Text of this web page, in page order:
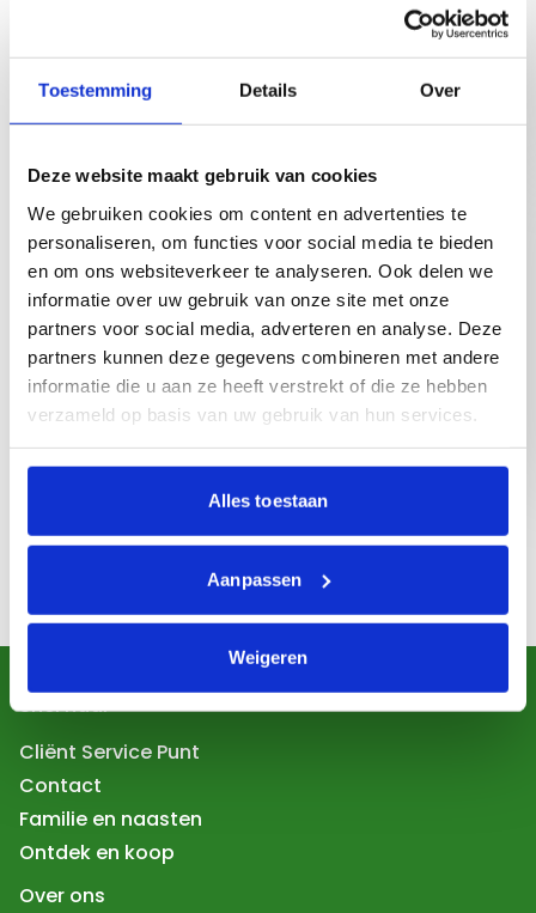
Toestemming Details Over
Deze website maakt gebruik van cookies
We gebruiken cookies om content en advertenties te
personaliseren, om functies voor social media te bieden
en om ons websiteverkeer te analyseren. Ook delen we
informatie over uw gebruik van onze site met onze
partners voor social media, adverteren en analyse. Deze
partners kunnen deze gegevens combineren met andere
informatie die u aan ze heeft verstrekt of die ze hebben
verzameld op basis van uw gebruik van hun services.
Alles toestaan
Aanpassen
Weigeren
Samen werken aan beter bewegen
of haar omgeving wat wij voor hen kunnen
betekenen. De fysiotherapeut kan met
behandelingen fysiotherapie klachten in houding of
met bewegen verminderen.
De hulpvraag kan van alles zijn: hulp na en operatie,
bij pijn, moeite met bewegen of houding, stijfheid,
moeite met spelen/eten/aankleden. Ook
ondersteunen de fysiotherapeuten van de
Hartekamp Groep met schoenen, spalken, rollators
of andere hulpmiddelen zodat de klachten
verminderen.
Snel naar
Cliënt Service Punt
Contact
Familie en naasten
Ontdek en koop
Over ons